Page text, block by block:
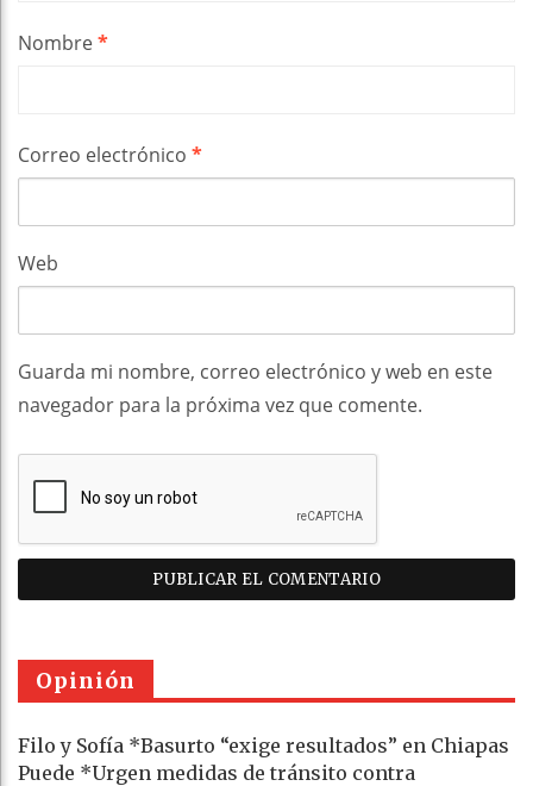
Nombre*
Correo electrónico *
Web
Guarda mi nombre, correo electrónico y web en este
navegador para la próxima vez que comente.
Opinión
Filo y Sofía *Basurto “exige resultados” en Chiapas
Puede *Urgen medidas de tránsito contra